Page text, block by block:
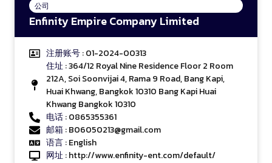
公司
Enfinity Empire Company Limited
注册账号: 01-2024-00313
住址: 364/12 Royal Nine Residence Floor 2 Room
212A, Soi Soonvijai 4, Rama 9 Road, Bang Kapi,
Huai Khwang, Bangkok 10310 Bang Kapi Huai
Khwang Bangkok 10310
电话: 0865355361
邮箱: B06050213@gmail.com
语言: English
网址:http://www.enfinity-ent.com/default/